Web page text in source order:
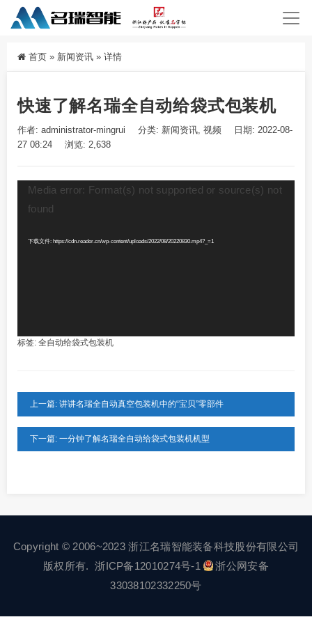
首页 » 新闻资讯 » 详情
快速了解名瑞全自动给袋式包装机
作者: administrator-mingrui 分类: 新闻资讯, 视频
日期: 2022-08-
27 08:24
浏览: 2,638
Media error: Format(s) not supported or source(s) not
found
下载文件: https://cdn.reador.cn/wp-content/uploads/2022/08/20220830.mp4?_=1
标签: 全自动给袋式包装机
上一篇: 讲讲名瑞全自动真空包装机中的“宝贝”零部件
下一篇: 一分钟了解名瑞全自动给袋式包装机机型
Copyright © 2006~2023 浙江名瑞智能装备科技股份有限公司
版权所有.浙ICP备12010274号-1
浙公网安备
33038102332250号